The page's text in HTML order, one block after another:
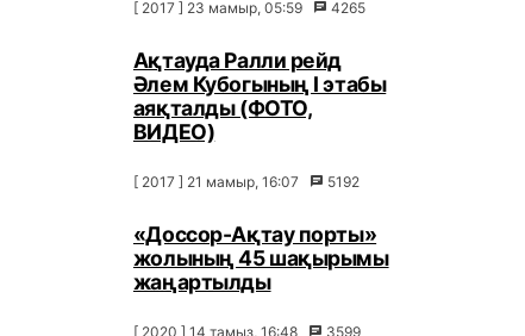
[ 2017 ] 23 мамыр, 05:59 4265
Ақтауда Ралли рейд
Әлем Кубогының I этабы
аяқталды (ФОТО,
ВИДЕО)
[ 2017 ] 21 мамыр, 16:07 5192
«Доссор-Ақтау порты»
жолының 45 шақырымы
жаңартылды
[ 2020 ] 14 тамыз, 16:48 3599